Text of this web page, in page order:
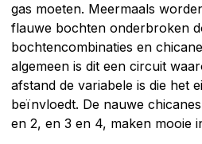
gas moeten. Meermaals
flauwe bochten onderbroken
bochtencombinaties en
algemeen is dit een circuit
afstand de variabele is die het
beïnvloedt. De nauwe
en 2, en 3 en 4, maken mooie